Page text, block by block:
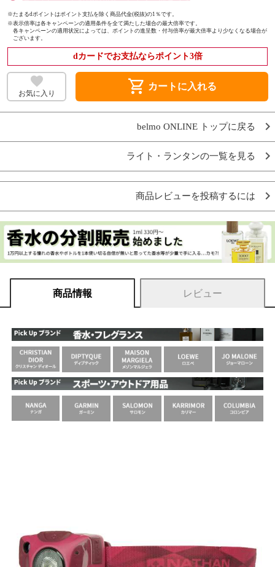
※たまるdポイントはポイント支払を除く商品代金(税抜)の1％です。
※表示倍率は各キャンペーンの適用条件を全て満たした場合の最大倍率です。
各キャンペーンの適用状況によっては、ポイントの進呈数・付与倍率が最大倍率より少なくなる場合が
ございます。
dカードでお支払ならポイント3倍
お気に入り shopping_cart カートに入れる
belmo ONLINE トップに戻る
ライト・ランタンの一覧を見る
商品レビューを投稿するには
商品情報 レビュー